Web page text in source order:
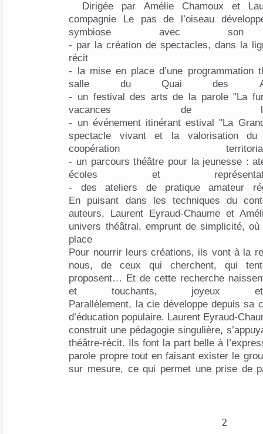
Dirigée par Amélie Chamoux et
compagnie Le pas de l’oiseau
symbiose avec
- par la création de spectacles, dans la
- la mise en place d’une programmation
salle du Quai des
- un festival des arts de la parole "La
vacances de la
- un événement itinérant estival "La
spectacle vivant et la valorisation
coopération
- un parcours théâtre pour la jeunesse :
écoles et
- des ateliers de pratique amateur
En puisant dans les techniques du
auteurs, Laurent Eyraud-Chaume et
univers théâtral, emprunt de simplicité,
place
Pour nourrir leurs créations, ils vont à la
nous, de ceux qui cherchent, qui
proposent… Et de cette recherche
et touchants, joyeux
Parallèlement, la cie développe depuis sa
d’éducation populaire. Laurent Eyraud-
construit une pédagogie singulière,
théâtre-récit. Ils font la part belle à
parole propre tout en faisant exister le
sur mesure, ce qui permet une prise de